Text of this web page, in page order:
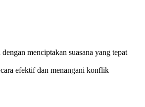
menciptakan suasana yang tepat
efektif dan menangani konflik